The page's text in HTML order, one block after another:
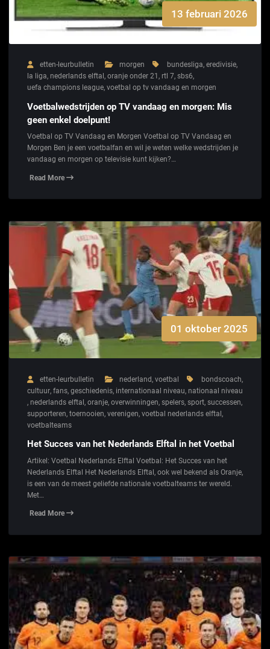
13 februari 2026
etten-leurbulletin morgen bundesliga, eredivisie,
la liga, nederlands elftal , oranje onder 21 , rtl 7, sbs6,
uefa champions league, voetbal op tv vandaag en morgen
Voetbalwedstrijden op TV vandaag en morgen: Mis
geen enkel doelpunt!
Voetbal op TV Vandaag en Morgen Voetbal op TV Vandaag en
Morgen Ben je een voetbalfan en wil je weten welke wedstrijden je
vandaag en morgen op televisie kunt kijken?…
Read More
01 oktober 2025
etten-leurbulletin nederland, voetbal bondscoach,
cultuur, fans, geschiedenis, internationaal niveau, nationaal niveau
, nederlands elftal, oranje, overwinningen, spelers, sport, successen,
supporteren, toernooien, verenigen, voetbal nederlands elftal,
voetbalteams
Het Succes van het Nederlands Elftal in het Voetbal
Artikel: Voetbal Nederlands Elftal Voetbal: Het Succes van het
Nederlands Elftal Het Nederlands Elftal, ook wel bekend als Oranje,
is een van de meest geliefde nationale voetbalteams ter wereld.
Met…
Read More